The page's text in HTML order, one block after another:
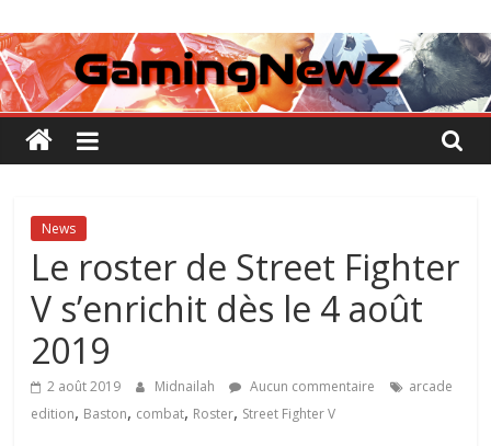
au
contenu
GamingNewZ
Tests
et
Actu
des
vidéo
News
Le roster de Street Fighter
V s’enrichit dès le 4 août
2019
2 août 2019 Midnailah Aucun commentaire
arcade
edition, Baston, combat, Roster, Street Fighter V